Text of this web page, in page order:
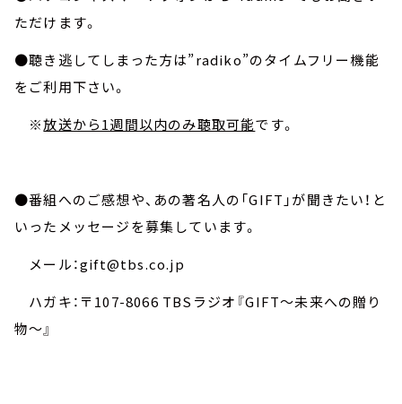
ただけます。
●聴き逃してしまった方は”radiko”のタイムフリー機能
をご利用下さい。
※放送から1週間以内のみ聴取可能です。
●番組へのご感想や、あの著名人の「GIFT」が聞きたい！と
いったメッセージを募集しています。
メール：gift@tbs.co.jp
ハガキ：〒107-8066 TBSラジオ『GIFT～未来への贈り
物～』